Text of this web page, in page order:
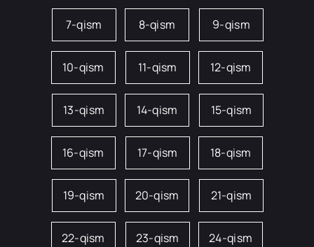
7-qism 8-qism 9-qism
10-qism 11-qism 12-qism
13-qism 14-qism 15-qism
16-qism 17-qism 18-qism
19-qism 20-qism 21-qism
22-qism 23-qism 24-qism